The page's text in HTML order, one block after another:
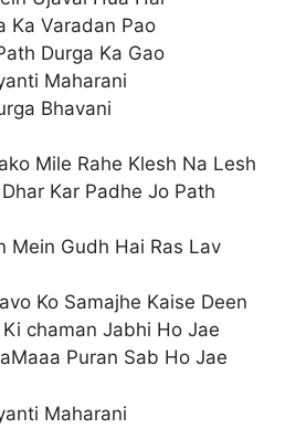
Ka Varadan Pao
Durga Ka Gao
Maharani
Bhavani
Mile Rahe Klesh Na Lesh
Kar Padhe Jo Path
Mein Gudh Hai Ras Lav
Ko Samajhe Kaise Deen
chaman Jabhi Ho Jae
Puran Sab Ho Jae
Maharani